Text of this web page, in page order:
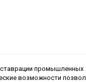
промышленных
возможности